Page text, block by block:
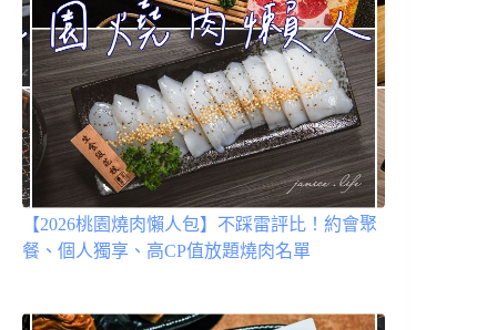
【2026桃園燒肉懶人包】不踩雷評比！約會聚
餐、個人獨享、高CP值放題燒肉名單